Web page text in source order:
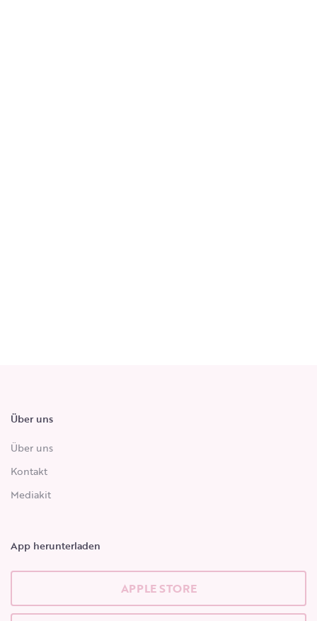
Über uns
Über uns
Kontakt
Mediakit
App herunterladen
APPLE STORE